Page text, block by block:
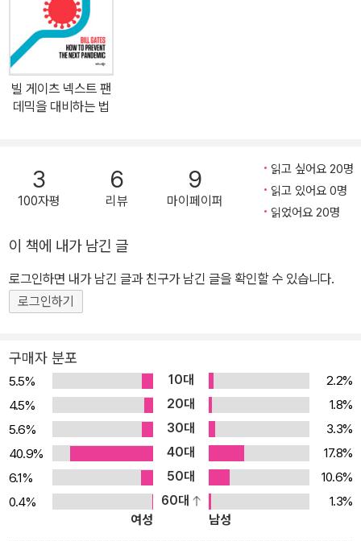
산하고 있다는 신비롭고 새로운 이야기가 이 책에서 펼쳐지고 있는
것이다. 지구에는 우주의 별보다 더 많은 바이러스가 있다! 살인자인
동시에 구원자인 바이러스에 대한 최초의 종합적 탐구서! 지구의 어
느 곳이라도 바이러스가 존재하지 않은 곳은 없다. 산과 들, 강과 바다
에도 바이러스가 존재하며 이들 바이러스는 지구 생태계의 진화와 발
하기도 한다. 미생물에서 대형동물에 이르기까지 모든 종은 바이러스
의 영향을 받아 왔기 때문에 바이러스의 역사를 빼놓고는 지구와 생
명의 역사를 이야기할 수 없을 정도다. 이 책의 저자인 칼 짐머는 195
구결과들이 쏟아져 나오고 있는 바이러스에 대한 이야기를 과학에 관
심이 있는 사람이라면 누구라도 알기 쉽게 풀어감으로써 우리 안의
낯설고 두려운 존재였던 바이러스를 친근하게 접근할 수 있도록 도와
위해서는 바이러스에 대한 이해가 필수적이다. 바이러스는 때로 인간
의 생명을 앗아갈 정도로 치명적이지만 우리가 숨 쉴 수 있는 공기를
만들어주는 고마운 존재이기 때문이다. 저자인 칼 짐머는 이 책에서
바이러스가 어떻게 우리의 삶과 생물권을 휘젓고 있는지, 최초의 생
명이 출현할 때 바이러스가 어떤 도움을 주었는지, 바이러스가 어떻
게 새로운 질병을 만들어내는지, 우리가 어떻게 해야 우리의 목적에
맞게 바이러스를 다스릴 수 있는지, 바이러스가 미래에 우리의 운명
을 어떻게 좌우할지에 관한 최신 연구결과들을 제시함으로써 바이러
스와 인간이 공생할 수 있는 대안을 찾고자 한다. 일반인과 학생도 쉽
빌 게이츠 넥스트 팬
데믹을 대비하는 법
3
100자평
6
리뷰
9
마이페이퍼
읽고 싶어요 20명
읽고 있어요 0명
읽었어요 20명
이 책에 내가 남긴 글
로그인하면 내가 남긴 글과 친구가 남긴 글을 확인할 수 있습니다.
로그인하기
구매자 분포
5.5% 10대
2.2%
4.5%
20대
1.8%
5.6%
30대
3.3%
40.9%
40대
17.8%
6.1%
50대
10.6%
0.4%
60대
1.3%
여성
남성